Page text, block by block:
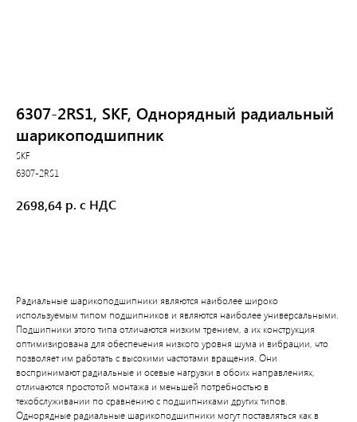
6307-2RS1, SKF, Однорядный радиальный
шарикоподшипник
SKF
6307-2RS1
2698,64 р. с НДС
Радиальные шарикоподшипники являются наиболее широко
используемым типом подшипников и являются наиболее универсальными.
Подшипники этого типа отличаются низким трением, а их конструкция
оптимизирована для обеспечения низкого уровня шума и вибрации, что
позволяет им работать с высокими частотами вращения. Они
воспринимают радиальные и осевые нагрузки в обоих направлениях,
отличаются простотой монтажа и меньшей потребностью в
техобслуживании по сравнению с подшипниками других типов.
Однорядные радиальные шарикоподшипники могут поставляться как в